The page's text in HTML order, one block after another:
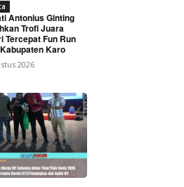
Antonius Ginting
Trofi Juara
Tercepat Fun Run
Karo
2026